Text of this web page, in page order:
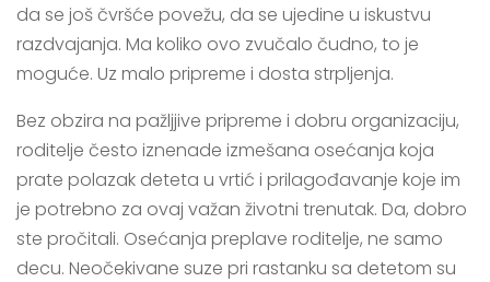
da se još čvršće povežu, da se ujedine u iskustvu
razdvajanja. Ma koliko ovo zvučalo čudno, to je
moguće. Uz malo pripreme i dosta strpljenja.
Bez obzira na pažljjive pripreme i dobru organizaciju,
roditelje često iznenade izmešana osećanja koja
prate polazak deteta u vrtić i prilagođavanje koje im
je potrebno za ovaj važan životni trenutak. Da, dobro
ste pročitali. Osećanja preplave roditelje, ne samo
decu. Neočekivane suze pri rastanku sa detetom su